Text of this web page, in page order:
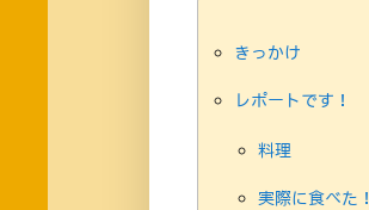
きっかけ
レポートです！
料理
実際に食べた！